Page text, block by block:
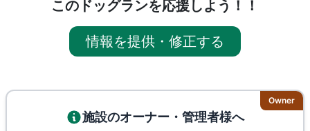
このドッグランを応援しよう！！
情報を提供・修正する
Owner
施設のオーナー・管理者様へ